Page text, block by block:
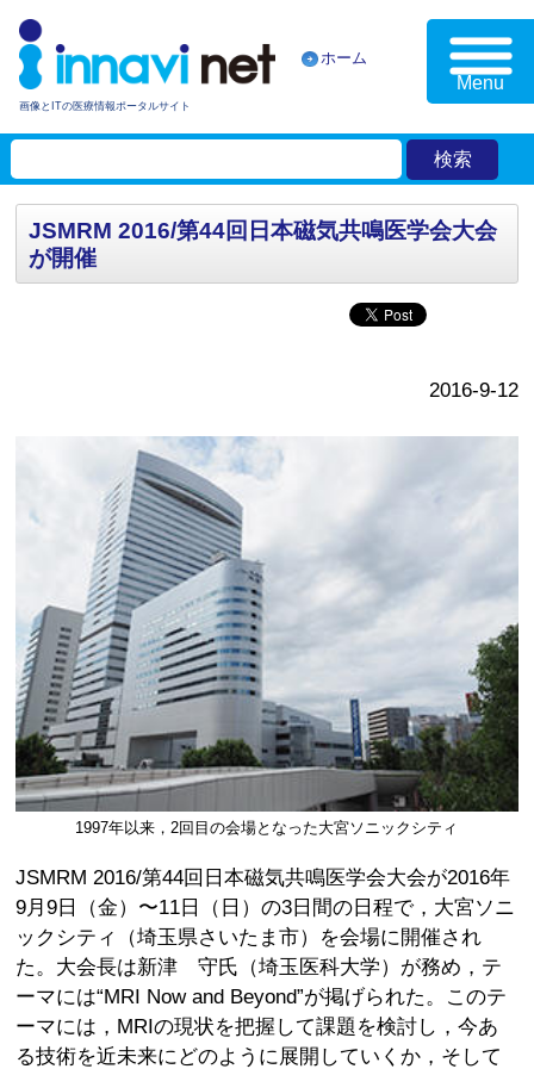
画像とITの医療情報ポータルサイト
ホーム
Menu
JSMRM 2016/第44回日本磁気共鳴医学会大会
が開催
2016-9-12
1997年以来，2回目の会場となった大宮ソニックシティ
JSMRM 2016/第44回日本磁気共鳴医学会大会が2016年
9月9日（金）〜11日（日）の3日間の日程で，大宮ソニ
ックシティ（埼玉県さいたま市）を会場に開催され
た。大会長は新津 守氏（埼玉医科大学）が務め，テ
ーマには“MRI Now and Beyond”が掲げられた。このテ
ーマには，MRIの現状を把握して課題を検討し，今あ
る技術を近未来にどのように展開していくか，そして